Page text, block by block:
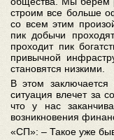
строим все больше
со всем этим
пик добычи
проходит пик
привычной
становятся низкими.
В этом
ситуация влечет за
что у нас
возникновения
«СП»: – Такое уже